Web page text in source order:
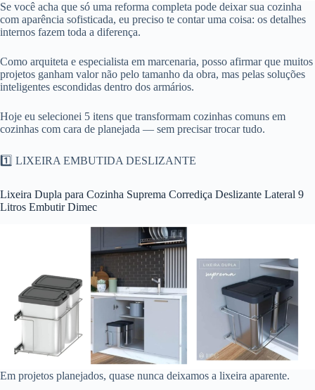
Se você acha que só uma reforma completa pode deixar sua cozinha
com aparência sofisticada, eu preciso te contar uma coisa: os detalhes
internos fazem toda a diferença.
Como arquiteta e especialista em marcenaria, posso afirmar que muitos
projetos ganham valor não pelo tamanho da obra, mas pelas soluções
inteligentes escondidas dentro dos armários.
Hoje eu selecionei 5 itens que transformam cozinhas comuns em
cozinhas com cara de planejada — sem precisar trocar tudo.
1️⃣ LIXEIRA EMBUTIDA DESLIZANTE
Lixeira Dupla para Cozinha Suprema Corrediça Deslizante Lateral 9
Litros Embutir Dimec
Em projetos planejados, quase nunca deixamos a lixeira aparente.